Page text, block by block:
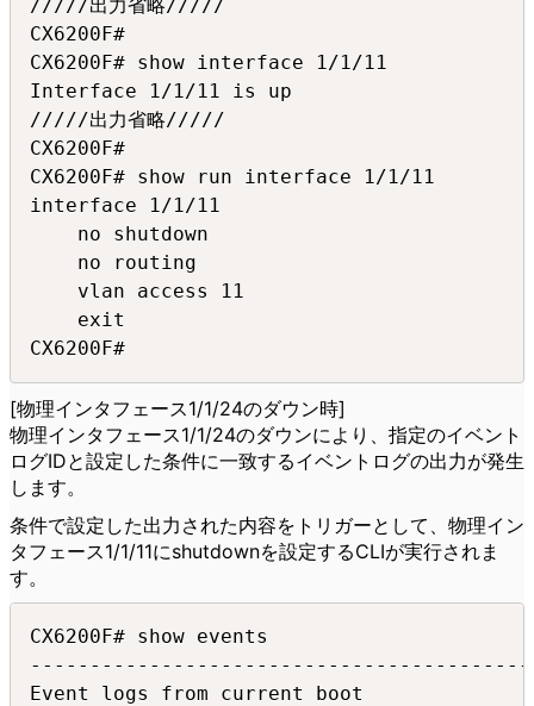
/////出力省略/////
CX6200F#
CX6200F# show interface 1/1/11
Interface 1/1/11 is up
/////出力省略/////
CX6200F#
CX6200F# show run interface 1/1/11
interface 1/1/11
    no shutdown
    no routing
    vlan access 11
    exit
CX6200F#
[物理インタフェース1/1/24のダウン時]
物理インタフェース1/1/24のダウンにより、指定のイベント
ログIDと設定した条件に一致するイベントログの出力が発生
します。
条件で設定した出力された内容をトリガーとして、物理イン
タフェース1/1/11にshutdownを設定するCLIが実行されま
す。
CX6200F# show events
Event logs from current boot